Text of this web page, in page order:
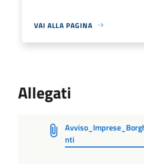
VAI ALLA PAGINA
Allegati
nti